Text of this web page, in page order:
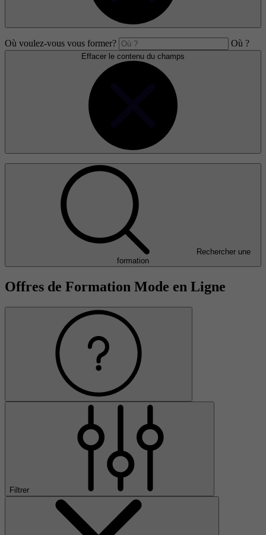
Où voulez-vous vous former? Où ?
Effacer le contenu du champs
Rechercher une
formation
Offres de Formation Mode en Ligne
Filtrer